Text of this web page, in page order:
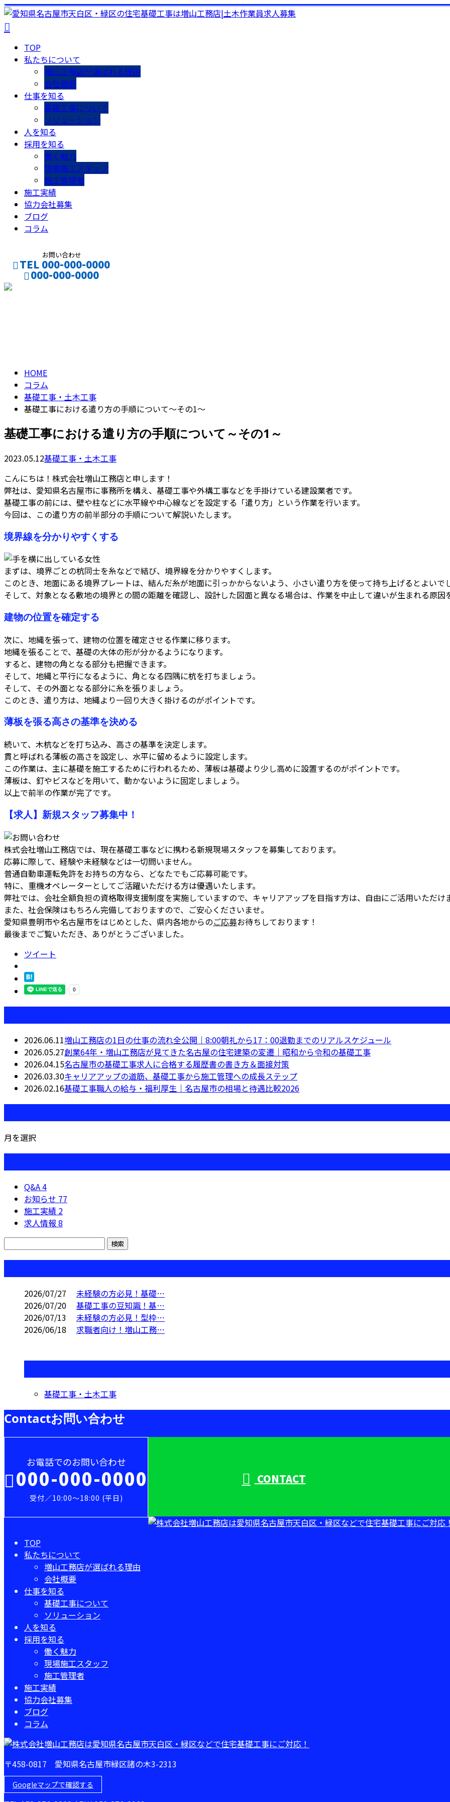
TOP
私たちについて
増山工務店が選ばれる理由
会社概要
仕事を知る
基礎工事について
ソリューション
人を知る
採用を知る
働く魅力
現場施工スタッフ
施工管理者
施工実績
協力会社募集
ブログ
コラム
お問い合わせ
TEL 000-000-0000
000-000-0000
HOME
コラム
基礎工事・土木工事
基礎工事における遣り方の手順について～その1～
基礎工事における遣り方の手順について～その1～
2023.05.12基礎工事・土木工事
こんにちは！株式会社増山工務店と申します！
弊社は、愛知県名古屋市に事務所を構え、基礎工事や外構工事などを手掛けている建設業者です。
基礎工事の前には、壁や柱などに水平線や中心線などを設定する「遣り方」という作業を行います。
今回は、この遣り方の前半部分の手順について解説いたします。
境界線を分かりやすくする
まずは、境界ごとの杭同士を糸などで結び、境界線を分かりやすくします。
このとき、地面にある境界プレートは、結んだ糸が地面に引っかからないよう、小さい遣り方を使って持ち上げるとよいで
そして、対象となる敷地の境界との間の距離を確認し、設計した図面と異なる場合は、作業を中止して違いが生まれる原因
建物の位置を確定する
次に、地縄を張って、建物の位置を確定させる作業に移ります。
地縄を張ることで、基礎の大体の形が分かるようになります。
すると、建物の角となる部分も把握できます。
そして、地縄と平行になるように、角となる四隅に杭を打ちましょう。
そして、その外面となる部分に糸を張りましょう。
このとき、遣り方は、地縄より一回り大きく掛けるのがポイントです。
薄板を張る高さの基準を決める
続いて、木杭などを打ち込み、高さの基準を決定します。
貫と呼ばれる薄板の高さを設定し、水平に留めるように設定します。
この作業は、主に基礎を施工するために行われるため、薄板は基礎より少し高めに設置するのがポイントです。
薄板は、釘やビスなどを用いて、動かないように固定しましょう。
以上で前半の作業が完了です。
【求人】新規スタッフ募集中！
株式会社増山工務店では、現在基礎工事などに携わる新規現場スタッフを募集しております。
応募に際して、経験や未経験などは一切問いません。
普通自動車運転免許をお持ちの方なら、どなたでもご応募可能です。
特に、重機オペレーターとしてご活躍いただける方は優遇いたします。
弊社では、会社全額負担の資格取得支援制度を実施していますので、キャリアアップを目指す方は、自由にご活用いただけ
また、社会保険はもちろん完備しておりますので、ご安心くださいませ。
愛知県豊明市や名古屋市をはじめとした、県内各地からのご応募お待ちしております！
最後までご覧いただき、ありがとうございました。
ツイート
2026.06.11増山工務店の1日の仕事の流れ全公開｜8:00朝礼から17：00退勤までのリアルスケジュール
2026.05.27創業64年・増山工務店が見てきた名古屋の住宅建築の変遷｜昭和から令和の基礎工事
2026.04.15名古屋市の基礎工事求人に合格する履歴書の書き方＆面接対策
2026.03.30キャリアアップの道筋、基礎工事から施工管理への成長ステップ
2026.02.16基礎工事職人の給与・福利厚生｜名古屋市の相場と待遇比較2026
月を選択
Q&A4
お知らせ 77
施工実績 2
求人情報 8
2026/07/27
未経験の方必見！基礎…
2026/07/20
基礎工事の豆知識！基…
2026/07/13
未経験の方必見！型枠…
2026/06/18
求職者向け！増山工務…
基礎工事・土木工事
Contactお問い合わせ
お電話でのお問い合わせ
000-000-0000
受付／10:00～18:00 (平日)
CONTACT
TOP
私たちについて
増山工務店が選ばれる理由
会社概要
仕事を知る
基礎工事について
ソリューション
人を知る
採用を知る
働く魅力
現場施工スタッフ
施工管理者
施工実績
協力会社募集
ブログ
コラム
〒458-0817 愛知県名古屋市緑区諸の木3-2313
Googleマップで確認する